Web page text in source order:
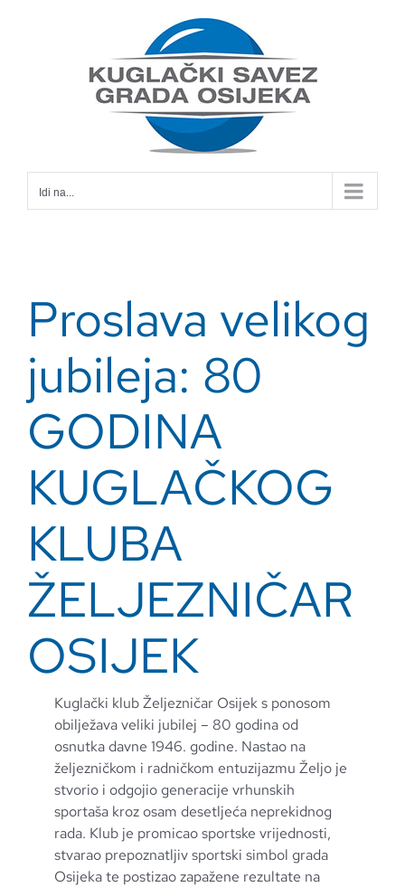
Idi na...
Proslava velikog
jubileja: 80
GODINA
KUGLAČKOG
KLUBA
ŽELJEZNIČAR
OSIJEK
Kuglački klub Željezničar Osijek s ponosom
obilježava veliki jubilej – 80 godina od
osnutka davne 1946. godine. Nastao na
željezničkom i radničkom entuzijazmu Željo je
stvorio i odgojio generacije vrhunskih
sportaša kroz osam desetljeća neprekidnog
rada. Klub je promicao sportske vrijednosti,
stvarao prepoznatljiv sportski simbol grada
Osijeka te postizao zapažene rezultate na